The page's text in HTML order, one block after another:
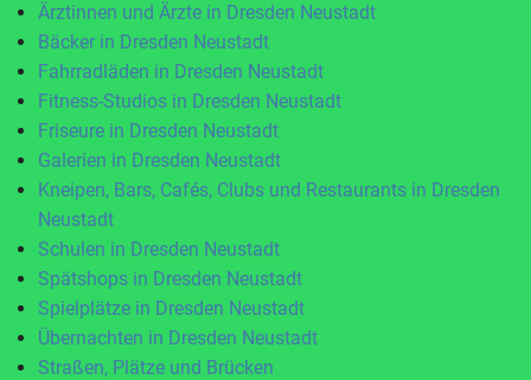
Ärztinnen und Ärzte in Dresden Neustadt
Bäcker in Dresden Neustadt
Fahrradläden in Dresden Neustadt
Fitness-Studios in Dresden Neustadt
Friseure in Dresden Neustadt
Galerien in Dresden Neustadt
Kneipen, Bars, Cafés, Clubs und Restaurants in Dresden
Neustadt
Schulen in Dresden Neustadt
Spätshops in Dresden Neustadt
Spielplätze in Dresden Neustadt
Übernachten in Dresden Neustadt
Straßen, Plätze und Brücken